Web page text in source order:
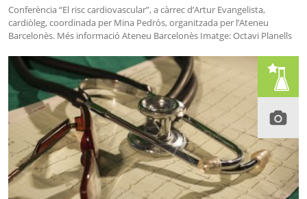
Conferència “El risc cardiovascular”, a càrrec d’Artur Evangelista,
cardiòleg, coordinada per Mina Pedrós, organitzada per l’Ateneu
Barcelonès. Més informació Ateneu Barcelonès Imatge: Octavi Planells